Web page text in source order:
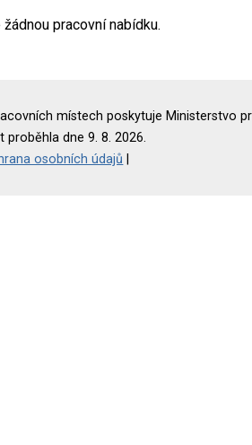
pracovní nabídku.
místech poskytuje Ministerstvo
proběhla dne 9. 8. 2026.
osobních údajů